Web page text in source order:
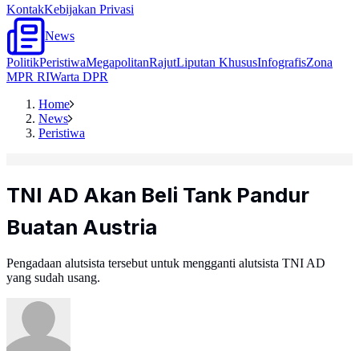
KontakKebijakan Privasi
News
PolitikPeristiwaMegapolitanRajutLiputan KhususInfografisZona
MPR RIWarta DPR
Home
News
Peristiwa
TNI AD Akan Beli Tank Pandur
Buatan Austria
Pengadaan alutsista tersebut untuk mengganti alutsista TNI AD
yang sudah usang.